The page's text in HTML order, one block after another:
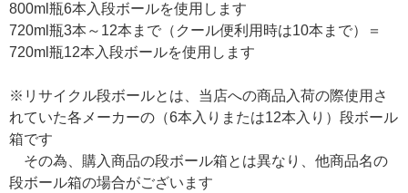
800ml瓶6本入段ボールを使用します
720ml瓶3本～12本まで（クール便利用時は10本まで）＝
720ml瓶12本入段ボールを使用します
※リサイクル段ボールとは、当店への商品入荷の際使用さ
れていた各メーカーの（6本入りまたは12本入り）段ボール
箱です
その為、購入商品の段ボール箱とは異なり、他商品名の
段ボール箱の場合がございます